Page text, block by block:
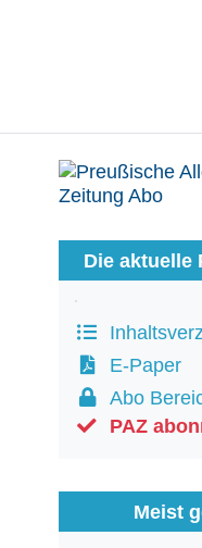
Die aktuelle
E-Paper
Abo
PAZ
Meist